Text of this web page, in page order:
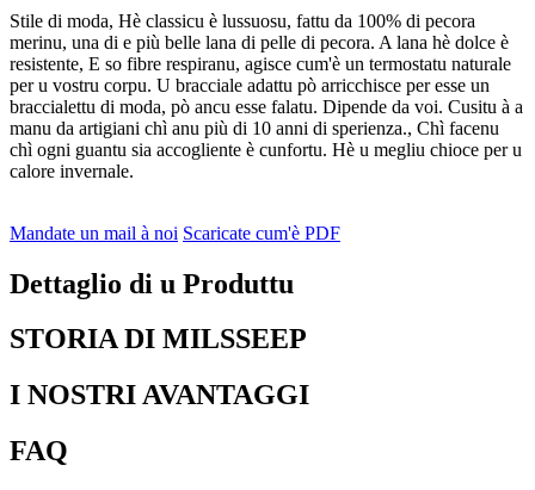
Stile di moda, Hè classicu è lussuosu, fattu da 100% di pecora
merinu, una di e più belle lana di pelle di pecora. A lana hè dolce è
resistente, E so fibre respiranu, agisce cum'è un termostatu naturale
per u vostru corpu. U bracciale adattu pò arricchisce per esse un
braccialettu di moda, pò ancu esse falatu. Dipende da voi. Cusitu à a
manu da artigiani chì anu più di 10 anni di sperienza., Chì facenu
chì ogni guantu sia accogliente è cunfortu. Hè u megliu chioce per u
calore invernale.
Mandate un mail à noi Scaricate cum'è PDF
Dettaglio di u Produttu
STORIA DI MILSSEEP
I NOSTRI AVANTAGGI
FAQ